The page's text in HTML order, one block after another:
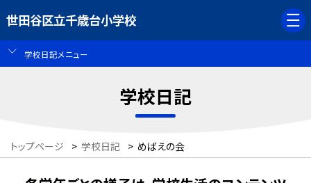
世田谷区立千歳台小学校
学校日記メニュー
学校日記
トップページ > 学校日記 > めばえの会